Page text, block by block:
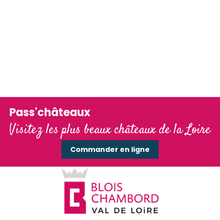
Pass'châteaux
Visitez les plus beaux châteaux de la Loire
Commander en ligne